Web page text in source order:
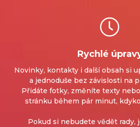
Rychlé
Novinky, kontakty i další obsah si
a jednoduše bez závislosti na
Přidáte fotky, změníte texty
stránku během pár minut,
Pokud si nebudete vědět rady,